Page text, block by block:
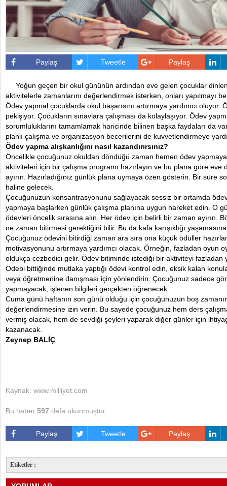
Paylaş Tweetle Paylaş
Yoğun geçen bir okul gününün ardından eve gelen çocuklar
aktivitelerle zamanlarını değerlendirmek isterken, onları yapılmayı
Ödev yapmal çocuklarda okul başarısını artırmaya yardımcı oluyor.
pekişiyor. Çocukların sınavlara çalışması da kolaylaşıyor. Ödev
sorumluluklarını tamamlamak haricinde bilinen başka faydaları da
planlı çalışma ve organizasyon becerilerini de kuvvetlendirmeye
Ödev yapma alışkanlığını nasıl kazandırırsınız?
Öncelikle çocuğunuz okuldan döndüğü zaman hemen ödev
aktiviteleri için bir çalışma programı hazırlayın ve bu plana göre eve
ayırın. Hazırladığınız günlük plana uymaya özen gösterin. Bir süre
haline gelecek.
Çocuğunuzun konsantrasyonunu sağlayacak sessiz bir ortamda
yapmaya başlarken günlük çalışma planına uygun hareket edin. O
ödevleri öncelik sırasına alın. Her ödev için belirli bir zaman ayırın.
ne zaman bitirmesi gerektiğini bilir. Bu da kafa karışıklığı
Çocuğunuz ödevini bitirdiği zaman ara sıra ona küçük ödüller
motivasyonunu artırmaya yardımcı olacak. Örneğin, fazladan oyun
oldukça cezbedici gelir. Ödev bitiminde istediği bir aktiviteyi fazladan
Ödebi bittiğinde mutlaka yaptığı ödevi kontrol edin, eksik kalan
veya öğretmenine danışması için yönlendirin. Çocuğunuz sadece
yapmayacak, işlenen bilgileri gerçekten öğrenecek.
Cuma günü haftanın son günü olduğu için çocuğunuzun boş
değerlendirmesine izin verin. Bu sayede çocuğunuz hem ders
vermiş olacak, hem de sevdiği şeyleri yaparak diğer günler için
kazanacak.
Zeynep BALİÇ
Kaynak: www.milliyet.com
Bu haber 597 defa okunmuştur.
Paylaş Tweetle Paylaş
Etiketler :